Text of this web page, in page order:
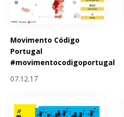
Movimento Código
Portugal
#movimentocodigoportugal
07.12.17